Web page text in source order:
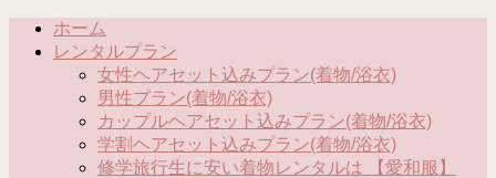
ホーム
レンタルプラン
女性ヘアセット込みプラン(着物/浴衣)
男性プラン(着物/浴衣)
カップルヘアセット込みプラン(着物/浴衣)
学割ヘアセット込みプラン(着物/浴衣)
修学旅行生に安い着物レンタルは 【愛和服】